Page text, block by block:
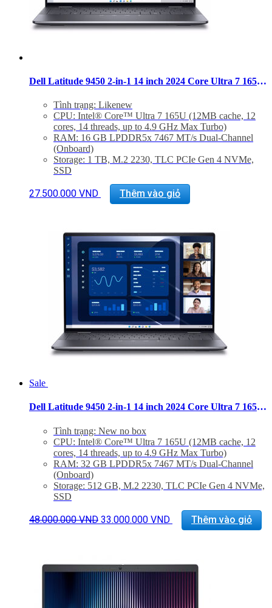
Dell Latitude 9450 2-in-1 14 inch 2024 Core Ultra 7 165U Ram 16GB SSD 1TB QHD+ – Likenew
Tình trạng: Likenew
CPU: Intel® Core™ Ultra 7 165U (12MB cache, 12
cores, 14 threads, up to 4.9 GHz Max Turbo)
RAM: 16 GB LPDDR5x 7467 MT/s Dual-Channel
(Onboard)
Storage: 1 TB, M.2 2230, TLC PCIe Gen 4 NVMe,
SSD
Smudge, Anti-Reflect, 500 nits, FHD IR Cam,
ComfortView+ LBL, Pen
Trọng lượng:
Weight (minimum): 1.537 kg
Weight (maximum): 1.591 kg
27.500.000 VND Thêm vào giỏ
Sale
Dell Latitude 9450 2-in-1 14 inch 2024 Core Ultra 7 165U Ram 32GB SSD 512GB QHD+
Tình trạng: New no box
CPU: Intel® Core™ Ultra 7 165U (12MB cache, 12
cores, 14 threads, up to 4.9 GHz Max Turbo)
RAM: 32 GB LPDDR5x 7467 MT/s Dual-Channel
(Onboard)
Storage: 512 GB, M.2 2230, TLC PCIe Gen 4 NVMe,
SSD
Smudge, Anti-Reflect, 500 nits, FHD IR Cam,
Trọng lượng:
Weight (minimum): 1.537 kg
Weight (maximum): 1.591 kg
48.000.000VND Giá
gốc
33.000.000 VND Giá
hiện
33.000.000 VND.
Thêm vào giỏ